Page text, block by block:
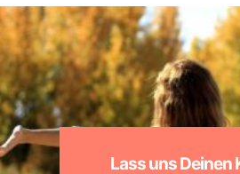
Lass uns Deinen